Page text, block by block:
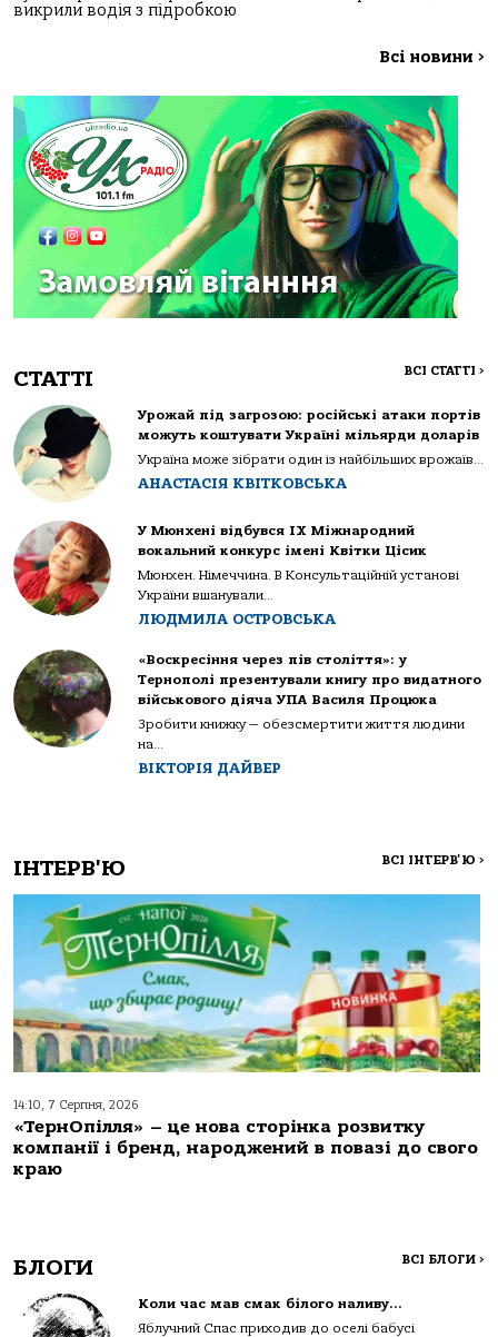
викрили водія з підробкою
Всі новини >
СТАТТІ ВСІ СТАТТІ >
Урожай під загрозою: російські атаки портів
можуть коштувати Україні мільярди доларів
Україна може зібрати один із найбільших врожаїв...
АНАСТАСІЯ КВІТКОВСЬКА
У Мюнхені відбувся IX Міжнародний
вокальний конкурс імені Квітки Цісик
Мюнхен. Німеччина. В Консультаційній установі
України вшанували...
ЛЮДМИЛА ОСТРОВСЬКА
«Воскресіння через пів століття»: у
Тернополі презентували книгу про видатного
військового діяча УПА Василя Процюка
Зробити книжку — обезсмертити життя людини
на...
ВІКТОРІЯ ДАЙВЕР
ІНТЕРВ'Ю ВСІ ІНТЕРВ'Ю >
14:10, 7 Серпня, 2026
«ТернОпілля» – це нова сторінка розвитку
компанії і бренд, народжений в повазі до свого
краю
БЛОГИ ВСІ БЛОГИ >
Коли час мав смак білого наливу…
Яблучний Спас приходив до оселі бабусі